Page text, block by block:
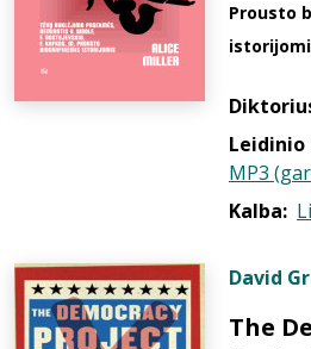
Prousto
MP3
Kalba:
David
The